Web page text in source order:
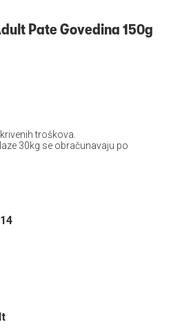
Pate Govedina 150g
troškova.
30kg se obračunavaju po